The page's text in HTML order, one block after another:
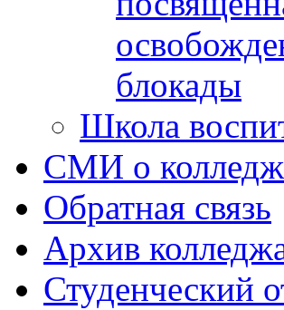
блокады
Школа
СМИ о
Обратная связь
Архив
Студенческий